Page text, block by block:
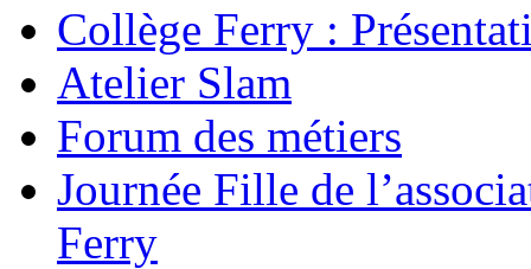
Collège Ferry :
Atelier Slam
Forum des métiers
Journée Fille de
Ferry